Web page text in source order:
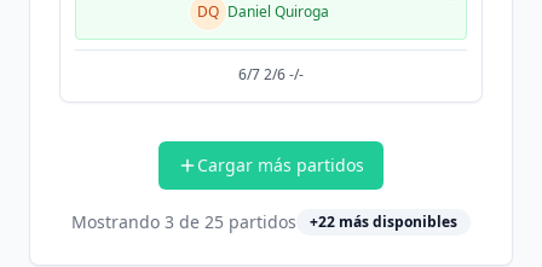
DQ Daniel Quiroga
6/7 2/6 -/-
Cargar más partidos
Mostrando 3 de 25 partidos +22 más disponibles